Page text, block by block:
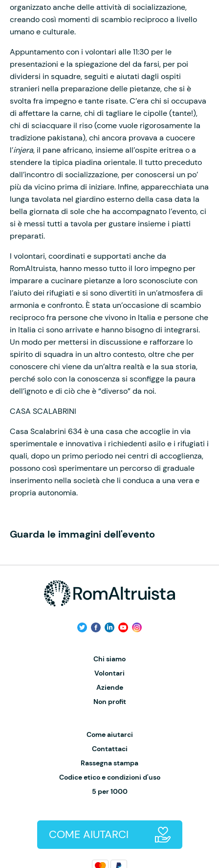
organizzato anche delle attività di socializzazione,
creando così momenti di scambio reciproco a livello
umano e culturale.
Appuntamento con i volontari alle 11:30 per le
presentazioni e la spiegazione del da farsi, per poi
dividersi in squadre, seguiti e aiutati dagli ospiti
stranieri nella preparazione delle pietanze, che si è
svolta fra impegno e tante risate. C’era chi si occupava
di affettare la carne, chi di tagliare le cipolle (tante!),
chi di sciacquare il riso (come vuole rigorosamente la
tradizione pakistana), chi ancora provava a cuocere
l’injera, il pane africano, insieme all’ospite eritrea o a
stendere la tipica piadina orientale. Il tutto preceduto
dall’incontro di socializzazione, per conoscersi un po’
più da vicino prima di iniziare. Infine, apparecchiata una
lunga tavolata nel giardino esterno della casa data la
bella giornata di sole che ha accompagnato l’evento, ci
si è messi tutti a tavola per gustare insieme i piatti
preparati.
I volontari, coordinati e supportati anche da
RomAltruista, hanno messo tutto il loro impegno per
imparare a cucinare pietanze a loro sconosciute con
l’aiuto dei rifugiati e si sono divertiti in un’atmosfera di
armonia e confronto. È stata un’occasione di scambio
reciproco fra persone che vivono in Italia e persone che
in Italia ci sono arrivate e hanno bisogno di integrarsi.
Un modo per mettersi in discussione e rafforzare lo
spirito di squadra in un altro contesto, oltre che per
conoscere chi viene da un’altra realtà e la sua storia,
perché solo con la conoscenza si sconfigge la paura
dell’ignoto e di ciò che è “diverso” da noi.
CASA SCALABRINI
Casa Scalabrini 634 è una casa che accoglie in via
sperimentale e innovativa i richiedenti asilo e i rifugiati i
quali, dopo un primo periodo nei centri di accoglienza,
possono così sperimentare un percorso di graduale
inserimento nella società che li conduca a una vera e
propria autonomia.
Guarda le immagini dell'evento
Chi siamo
Volontari
Aziende
Non profit
Come aiutarci
Contattaci
Rassegna stampa
Codice etico e condizioni d'uso
5 per 1000
COME AIUTARCI